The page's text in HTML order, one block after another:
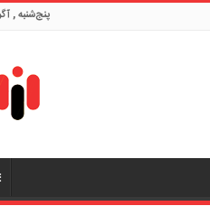
پنج‌شنبه ,